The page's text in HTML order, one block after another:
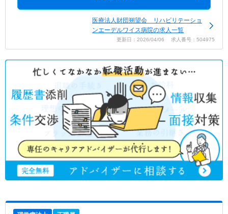
医療法人財団朔望会 リハビリテーショ
ンエーデルワイス病院の求人一覧
更新日：2026/04/06 求人番号：504975